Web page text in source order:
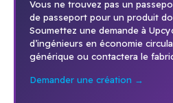
Vous ne trouvez pas un
de passeport pour un produit
Soumettez une demande à
d’ingénieurs en économie
générique ou contactera le
Demander une création →